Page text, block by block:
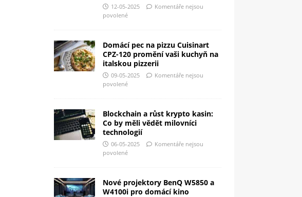
12-05-2025
Komentáře nejsou
povolené
Domácí pec na pizzu Cuisinart
CPZ-120 promění vaši kuchyň na
italskou pizzerii
09-05-2025
Komentáře nejsou
povolené
Blockchain a růst krypto kasin:
Co by měli vědět milovníci
technologií
06-05-2025
Komentáře nejsou
povolené
Nové projektory BenQ W5850 a
W4100i pro domácí kino